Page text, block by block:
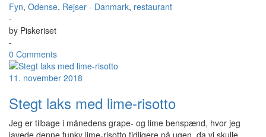
Fyn, Odense, Rejser - Danmark, restaurant
-
by Piskeriset
-
0 Comments
11. november 2018
Stegt laks med lime-risotto
Jeg er tilbage i månedens grape- og lime benspænd, hvor jeg
lavede denne funky lime-risotto tidligere på ugen, da vi skulle